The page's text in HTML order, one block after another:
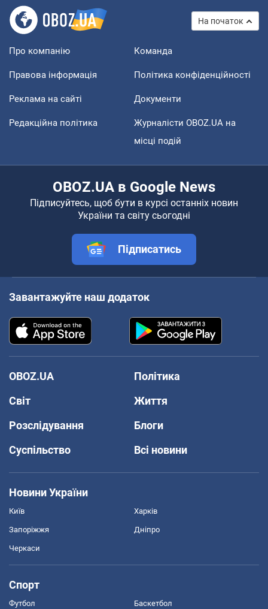
На початок
Про компанію Команда
Правова інформація Політика конфіденційності
Реклама на сайті Документи
Редакційна політика
Журналісти OBOZ.UA на
місці подій
OBOZ.UA в Google News
Підписуйтесь, щоб бути в курсі останніх новин
України та світу сьогодні
Підписатись
Завантажуйте наш додаток
OBOZ.UA
Політика
Світ
Життя
Розслідування
Блоги
Суспільство
Всі новини
Новини України
Київ Харків
Запоріжжя Дніпро
Черкаси
Спорт
Футбол Баскетбол